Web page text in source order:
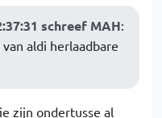
schreef MAH:
aldi herlaadbare
zijn ondertusse al